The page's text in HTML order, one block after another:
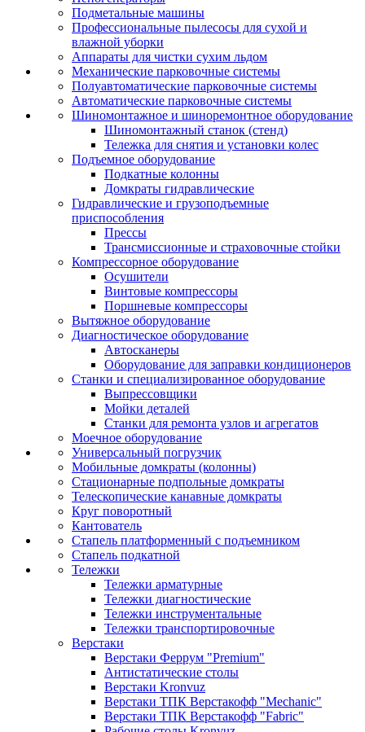
Подметальные машины
Профессиональные пылесосы для сухой и
влажной уборки
Аппараты для чистки сухим льдом
Механические парковочные системы
Полуавтоматические парковочные системы
Автоматические парковочные системы
Шиномонтажное и шиноремонтное оборудование
Шиномонтажный станок (стенд)
Тележка для снятия и установки колес
Подъемное оборудование
Подкатные колонны
Домкраты гидравлические
Гидравлические и грузоподъемные
приспособления
Прессы
Трансмиссионные и страховочные стойки
Компрессорное оборудование
Осушители
Винтовые компрессоры
Поршневые компрессоры
Вытяжное оборудование
Диагностическое оборудование
Автосканеры
Оборудование для заправки кондиционеров
Станки и специализированное оборудование
Выпрессовщики
Мойки деталей
Станки для ремонта узлов и агрегатов
Моечное оборудование
Универсальный погрузчик
Мобильные домкраты (колонны)
Стационарные подпольные домкраты
Телескопические канавные домкраты
Круг поворотный
Кантователь
Стапель платформенный с подъемником
Стапель подкатной
Тележки
Тележки арматурные
Тележки диагностические
Тележки инструментальные
Тележки транспортировочные
Верстаки
Верстаки Феррум "Premium"
Антистатические столы
Верстаки Kronvuz
Верстаки ТПК Верстакофф "Mechanic"
Верстаки ТПК Верстакофф "Fabric"